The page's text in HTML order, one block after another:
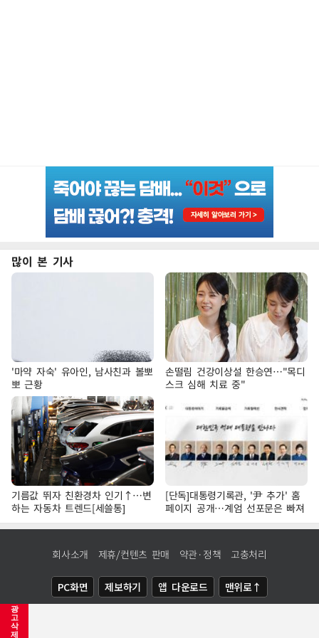
광
고
삭
제
많이 본 기사
'마약 자숙' 유아인, 남사친과 볼뽀
뽀 근황
손떨림 건강이상설 한승연…"목디
스크 심해 치료 중"
기름값 뛰자 친환경차 인기↑…변
하는 자동차 트렌드[세쓸통]
[단독]대통령기록관, '尹 추가' 홈
페이지 공개…계엄 선포문은 빠져
회사소개 제휴/컨텐츠 판매 약관·정책 고충처리
PC화면 제보하기 앱 다운로드 맨위로↑